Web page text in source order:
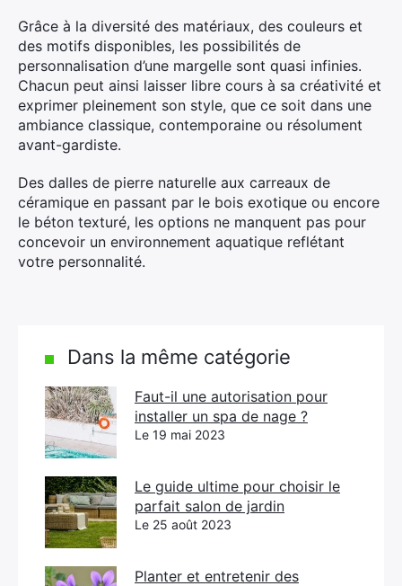
Grâce à la diversité des matériaux, des couleurs et
des motifs disponibles, les possibilités de
personnalisation d’une margelle sont quasi infinies.
Chacun peut ainsi laisser libre cours à sa créativité et
exprimer pleinement son style, que ce soit dans une
ambiance classique, contemporaine ou résolument
avant-gardiste.
Des dalles de pierre naturelle aux carreaux de
céramique en passant par le bois exotique ou encore
le béton texturé, les options ne manquent pas pour
concevoir un environnement aquatique reflétant
votre personnalité.
Dans la même catégorie
Faut-il une autorisation pour
installer un spa de nage ?
Le 19 mai 2023
Le guide ultime pour choisir le
parfait salon de jardin
Le 25 août 2023
Planter et entretenir des